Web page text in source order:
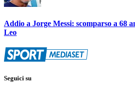
Addio a Jorge Messi: scomparso a 68
Leo
Seguici su